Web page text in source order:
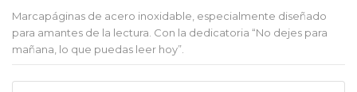
Marcapáginas de acero inoxidable, especialmente diseñado
para amantes de la lectura. Con la dedicatoria “No dejes para
mañana, lo que puedas leer hoy”.